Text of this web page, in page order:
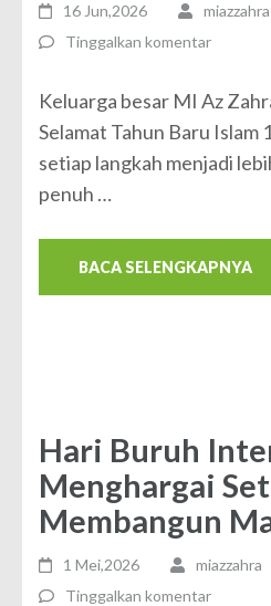
16 Jun,2026
miazzahra
Tinggalkan komentar
Keluarga besar MI Az
Selamat Tahun Baru Islam
setiap langkah menjadi
penuh …
BACA SELENGKAPNYA
Hari Buruh
Menghargai
Membangun
1 Mei,2026
miazzahra
Tinggalkan komentar